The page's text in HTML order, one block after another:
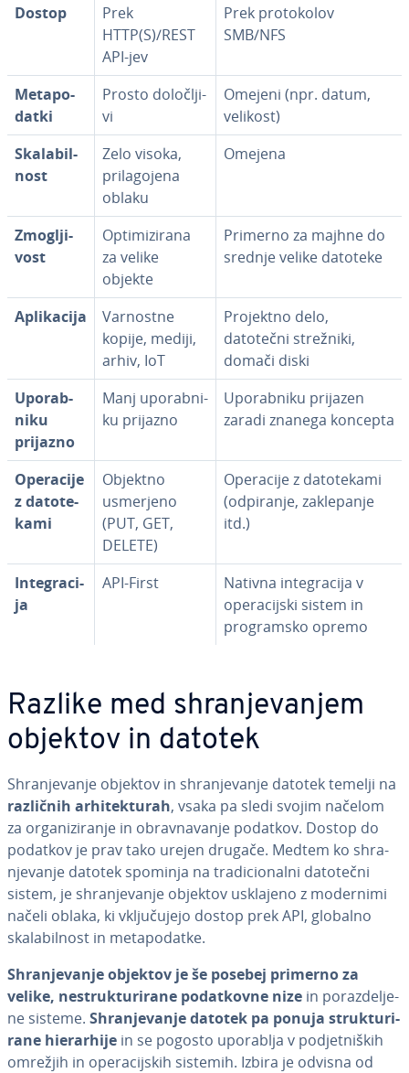
Dostop
Prek
HTTP(S)/REST
API-jev
Prek pro­to­ko­lov
SMB/NFS
Me­ta­po­
dat­ki
Prosto do­lo­člji­
vi
Omejeni (npr. datum,
velikost)
Ska­la­bil­
nost
Zelo visoka,
pri­la­go­je­na
oblaku
Omejena
Zmo­glji­
vost
Op­ti­mi­zi­ra­na
za velike
objekte
Primerno za majhne do
srednje velike datoteke
Apli­ka­ci­ja
Varnostne
kopije, mediji,
arhiv, IoT
Projektno delo,
datotečni strežniki,
domači diski
Upo­rab­
ni­ku
prijazno
Manj upo­rab­ni­
ku prijazno
Upo­rab­ni­ku prijazen
zaradi znanega koncepta
Operacije
z da­to­te­
ka­mi
Objektno
usmerjeno
(PUT, GET,
DELETE)
Operacije z da­to­te­ka­mi
(odpiranje, za­kle­pa­nje
itd.)
In­te­gra­ci­
ja
API-First
Nativna in­te­gra­ci­ja v
ope­ra­cij­ski sistem in
pro­gram­sko opremo
Razlike med shra­nje­va­njem
objektov in datotek
Shra­nje­va­nje objektov in shra­nje­va­nje datotek temelji na
različnih ar­hi­tek­tu­rah, vsaka pa sledi svojim načelom
za or­ga­ni­zi­ra­nje in obrav­na­va­nje podatkov. Dostop do
podatkov je prav tako urejen drugače. Medtem ko shra­
nje­va­nje datotek spominja na tra­di­ci­o­nal­ni datotečni
sistem, je shra­nje­va­nje objektov usklajeno z modernimi
načeli oblaka, ki vklju­ču­je­jo dostop prek API, globalno
ska­la­bil­nost in me­ta­po­dat­ke.
Shra­nje­va­nje objektov je še posebej primerno za
velike, ne­struk­tu­ri­ra­ne po­dat­kov­ne nize in po­raz­de­lje­
ne sisteme. Shra­nje­va­nje datotek pa ponuja struk­tu­ri­
ra­ne hi­e­rar­hi­je in se pogosto uporablja v pod­je­tni­ških
omrežjih in ope­ra­cij­skih sistemih. Izbira je odvisna od